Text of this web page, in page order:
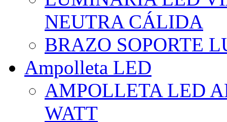
NEUTRA CÁLIDA
BRAZO SOPORTE
Ampolleta LED
AMPOLLETA LED
WATT